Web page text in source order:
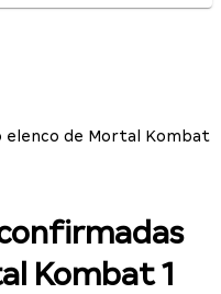
elenco de Mortal Kombat
Kombat 1